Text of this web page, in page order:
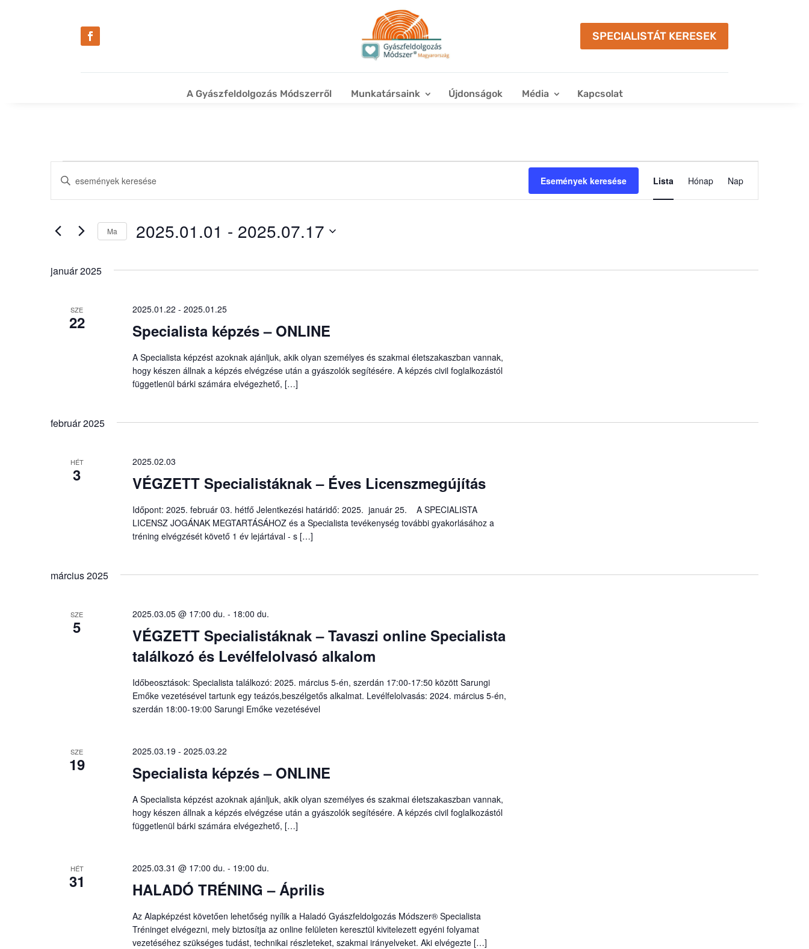
SPECIALISTÁT KERESEK
A Gyászfeldolgozás Módszerről Munkatársaink Újdonságok Média Kapcsolat
Események
Események
keresése
és
nézet
választás
Írja
keresőszót.
Keresse
a
Események
Események keresése
Esemény
nézet
navigáció
Lista Hónap Nap
Ma 2025.01.01 - 2025.07.17
január 2025
SZE
22 Specialista képzés – ONLINE
2025.01.22 - 2025.01.25
A Specialista képzést azoknak ajánljuk, akik olyan személyes és szakmai életszakaszban vannak,
hogy készen állnak a képzés elvégzése után a gyászolók segítésére. A képzés civil foglalkozástól
függetlenül bárki számára elvégezhető, […]
február 2025
HÉT
3 VÉGZETT Specialistáknak – Éves Licenszmegújítás
2025.02.03
Időpont: 2025. február 03. hétfő Jelentkezési határidő: 2025. január 25. A SPECIALISTA
LICENSZ JOGÁNAK MEGTARTÁSÁHOZ és a Specialista tevékenység további gyakorlásához a
tréning elvégzését követő 1 év lejártával - s […]
március 2025
SZE
5
VÉGZETT Specialistáknak – Tavaszi online Specialista
találkozó és Levélfelolvasó alkalom
2025.03.05 @ 17:00 du. - 18:00 du.
Időbeosztások: Specialista találkozó: 2025. március 5-én, szerdán 17:00-17:50 között Sarungi
Emőke vezetésével tartunk egy teázós,beszélgetős alkalmat. Levélfelolvasás: 2024. március 5-én,
szerdán 18:00-19:00 Sarungi Emőke vezetésével
SZE
19 Specialista képzés – ONLINE
2025.03.19 - 2025.03.22
A Specialista képzést azoknak ajánljuk, akik olyan személyes és szakmai életszakaszban vannak,
hogy készen állnak a képzés elvégzése után a gyászolók segítésére. A képzés civil foglalkozástól
függetlenül bárki számára elvégezhető, […]
HÉT
31 HALADÓ TRÉNING – Április
2025.03.31 @ 17:00 du. - 19:00 du.
Az Alapképzést követően lehetőség nyílik a Haladó Gyászfeldolgozás Módszer® Specialista
Tréninget elvégezni, mely biztosítja az online felületen keresztül kivitelezett egyéni folyamat
vezetéséhez szükséges tudást, technikai részleteket, szakmai irányelveket. Aki elvégezte […]